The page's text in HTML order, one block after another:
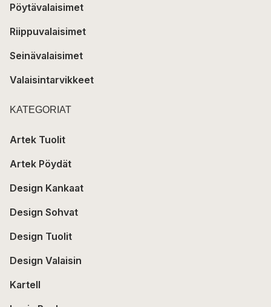
Pöytävalaisimet
Riippuvalaisimet
Seinävalaisimet
Valaisintarvikkeet
KATEGORIAT
Artek Tuolit
Artek Pöydät
Design Kankaat
Design Sohvat
Design Tuolit
Design Valaisin
Kartell